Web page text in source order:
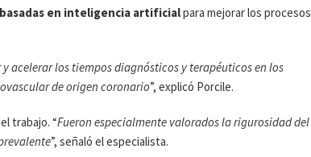
en inteligencia artificialpara mejorar los procesos
acelerar los tiempos diagnósticos y terapéuticos en los
de origen coronario”, explicó Porcile.
trabajo. “Fueron especialmente valorados la rigurosidad del
”, señaló el especialista.